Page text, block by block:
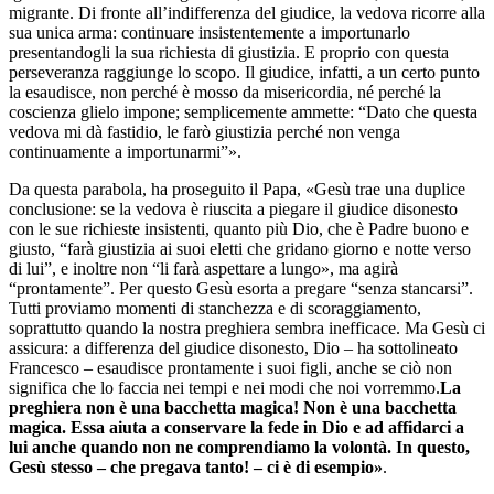
migrante. Di fronte all’indifferenza del giudice, la vedova ricorre alla
sua unica arma: continuare insistentemente a importunarlo
presentandogli la sua richiesta di giustizia. E proprio con questa
perseveranza raggiunge lo scopo. Il giudice, infatti, a un certo punto
la esaudisce, non perché è mosso da misericordia, né perché la
coscienza glielo impone; semplicemente ammette: “Dato che questa
vedova mi dà fastidio, le farò giustizia perché non venga
continuamente a importunarmi”».
Da questa parabola, ha proseguito il Papa, «Gesù trae una duplice
conclusione: se la vedova è riuscita a piegare il giudice disonesto
con le sue richieste insistenti, quanto più Dio, che è Padre buono e
giusto, “farà giustizia ai suoi eletti che gridano giorno e notte verso
di lui”, e inoltre non “li farà aspettare a lungo», ma agirà
“prontamente”. Per questo Gesù esorta a pregare “senza stancarsi”.
Tutti proviamo momenti di stanchezza e di scoraggiamento,
soprattutto quando la nostra preghiera sembra inefficace. Ma Gesù ci
assicura: a differenza del giudice disonesto, Dio – ha sottolineato
Francesco – esaudisce prontamente i suoi figli, anche se ciò non
significa che lo faccia nei tempi e nei modi che noi vorremmo.La
preghiera non è una bacchetta magica! Non è una bacchetta
magica. Essa aiuta a conservare la fede in Dio e ad affidarci a
lui anche quando non ne comprendiamo la volontà. In questo,
Gesù stesso – che pregava tanto! – ci è di esempio».